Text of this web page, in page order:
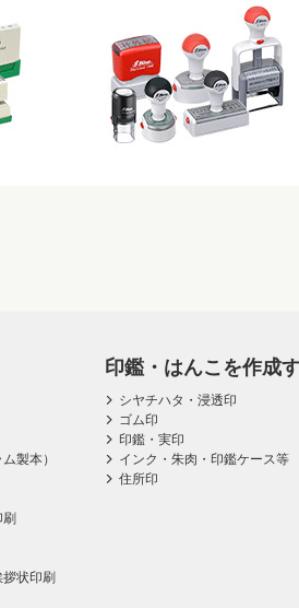
製本）
状印刷
印鑑・はんこを作成
シヤチハタ・浸透印
ゴム印
印鑑・実印
インク・朱肉・印鑑ケース等
住所印